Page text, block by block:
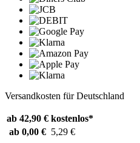
Versandkosten für Deutschland
ab 42,90 € kostenlos*
ab 0,00 € 5,29 €